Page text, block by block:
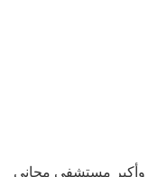
مستشفى مجاني